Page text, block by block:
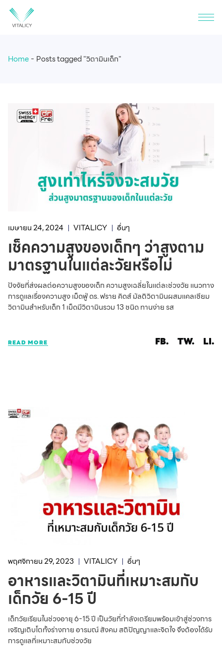
Home Posts tagged "วิตามินเด็ก"
เมษายน 24, 2024 VITALICY อื่นๆ
เช็คความสูงของเด็กๆ ว่าสูงตาม
มาตรฐานในแต่ละวัยหรือไม่
ปัจจัยที่ส่งผลต่อความสูงของเด็ก ความสูงเฉลี่ยในแต่ละช่วงวัย แนวทาง
การดูแลเรื่องความสูง เม็ดฟู่ ดร. ฟราย คิดส์ มัลติวิตามินผสมแคลเซียม
วิตามินสำหรับเด็ก 1 เม็ดมีวิตามินรวม 13 ชนิด ทานง่าย รส
READ MORE FB. TW. LI.
พฤศจิกายน 29, 2023 VITALICY อื่นๆ
อาหารและวิตามินที่เหมาะสมกับ
เด็กวัย 6-15 ปี
เด็กวัยเรียนในช่วงอายุ 6-15 ปี เป็นวัยที่กำลังเตรียมพร้อมเข้าสู่ช่วงการ
เจริญเติบโตทั้งร่างกาย อารมณ์ สังคม สติปัญญาและจิตใจ จึงต้องได้รับ
การดูแลที่เหมาะสมกับช่วงวัย